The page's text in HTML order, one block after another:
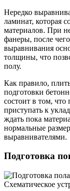
Нередко
ламинат, которая
материалов. При
фанеры, после
выравнивания
толщины, что
полу.
Как правило,
подготовки
состоит в том,
приступать к
ждать пока
нормальные
выравнивателями.
Подготовка
Схематическое